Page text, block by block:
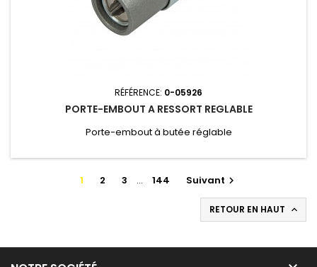
RÉFÉRENCE: 0-05926
PORTE-EMBOUT A RESSORT REGLABLE
Porte-embout à butée réglable
1 2 3 … 144 Suivant 
RETOUR EN HAUT 